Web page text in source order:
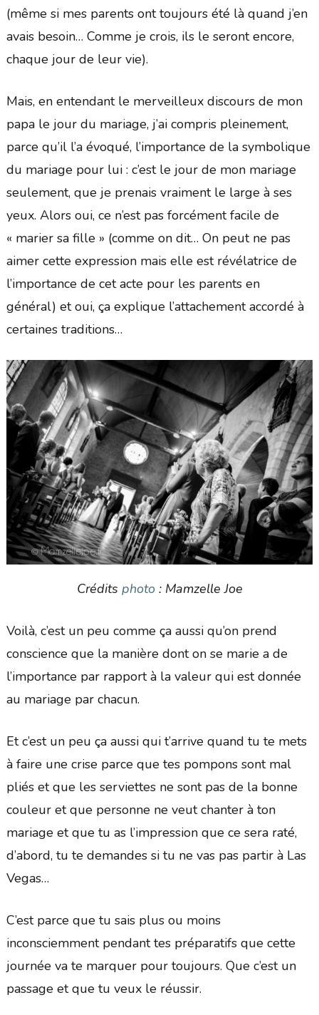
(même si mes parents ont toujours été là quand j’en
avais besoin… Comme je crois, ils le seront encore,
chaque jour de leur vie).
Mais, en entendant le merveilleux discours de mon
papa le jour du mariage, j’ai compris pleinement,
parce qu’il l’a évoqué, l’importance de la symbolique
du mariage pour lui : c’est le jour de mon mariage
seulement, que je prenais vraiment le large à ses
yeux. Alors oui, ce n’est pas forcément facile de
« marier sa fille » (comme on dit… On peut ne pas
aimer cette expression mais elle est révélatrice de
l’importance de cet acte pour les parents en
général) et oui, ça explique l’attachement accordé à
certaines traditions…
Crédits photo: Mamzelle Joe
Voilà, c’est un peu comme ça aussi qu’on prend
conscience que la manière dont on se marie a de
l’importance par rapport à la valeur qui est donnée
au mariage par chacun.
Et c’est un peu ça aussi qui t’arrive quand tu te mets
à faire une crise parce que tes pompons sont mal
pliés et que les serviettes ne sont pas de la bonne
couleur et que personne ne veut chanter à ton
mariage et que tu as l’impression que ce sera raté,
d’abord, tu te demandes si tu ne vas pas partir à Las
Vegas…
C’est parce que tu sais plus ou moins
inconsciemment pendant tes préparatifs que cette
journée va te marquer pour toujours. Que c’est un
passage et que tu veux le réussir.